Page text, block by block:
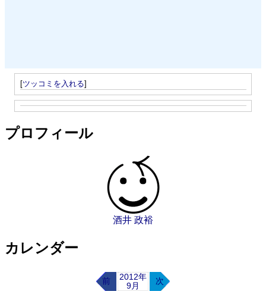
[ツッコミを入れる]
プロフィール
酒井 政裕
カレンダー
前
2012年
9月
次